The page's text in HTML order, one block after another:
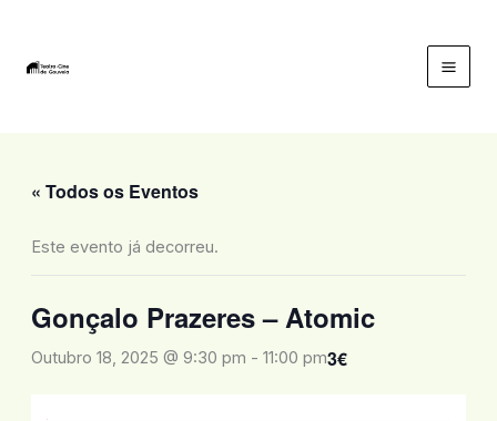
content
Main
« Todos os Eventos
Este evento já decorreu.
Gonçalo Prazeres – Atomic
Outubro 18, 2025 @ 9:30 pm - 11:00 pm3€